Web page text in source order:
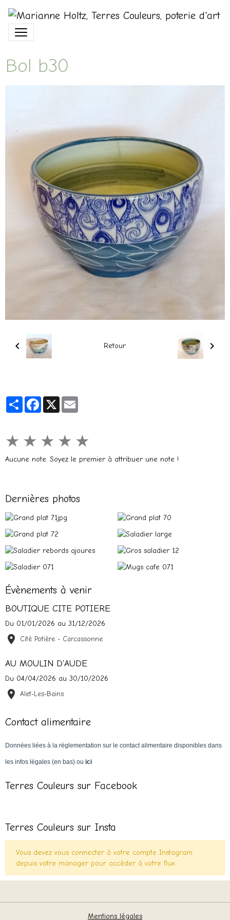
Bol b30
Retour
PartagerFacebook
X
★ ★ ★ ★ ★
Aucune note. Soyez le premier à attribuer une note !
Dernières photos
Évènements à venir
BOUTIQUE CITE POTIERE
Du 01/01/2026 au 31/12/2026
Cité Potière - Carcassonne
AU MOULIN D'AUDE
Du 04/04/2026 au 30/10/2026
Alet-Les-Bains
Contact alimentaire
Données liées à la règlementation sur le contact alimentaire disponibles dans
les infos légales (en bas) ou ici
Terres Couleurs sur Facebook
Terres Couleurs sur Insta
Vous devez vous connecter à votre compte Instagram
depuis votre manager pour accéder à votre flux
Mentions légales